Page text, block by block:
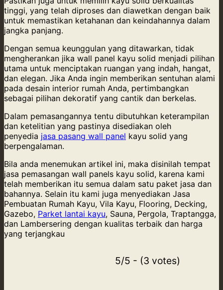
tinggi, yang telah diproses dan diawetkan dengan baik
untuk memastikan ketahanan dan keindahannya dalam
jangka panjang.
Dengan semua keunggulan yang ditawarkan, tidak
mengherankan jika wall panel kayu solid menjadi pilihan
utama untuk menciptakan ruangan yang indah, hangat,
dan elegan. Jika Anda ingin memberikan sentuhan alami
pada desain interior rumah Anda, pertimbangkan
sebagai pilihan dekoratif yang cantik dan berkelas.
Dalam pemasangannya tentu dibutuhkan keterampilan
dan ketelitian yang pastinya disediakan oleh
penyedia jasa pasang wall panel kayu solid yang
berpengalaman.
Bila anda menemukan artikel ini, maka disinilah tempat
jasa pemasangan wall panels kayu solid, karena kami
telah memberikan itu semua dalam satu paket jasa dan
bahannya. Selain itu kami juga menyediakan Jasa
Pembuatan Rumah Kayu, Vila Kayu, Flooring, Decking,
Gazebo, Parket lantai kayu, Sauna, Pergola, Traptangga,
dan Lambersering dengan kualitas terbaik dan harga
yang terjangkau
5/5 - (3 votes)